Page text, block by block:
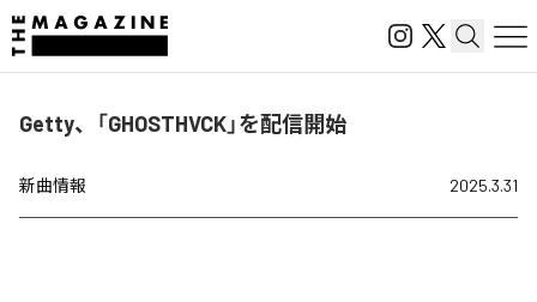
Getty、「GHOSTHVCK」を配信開始
新曲情報 2025.3.31